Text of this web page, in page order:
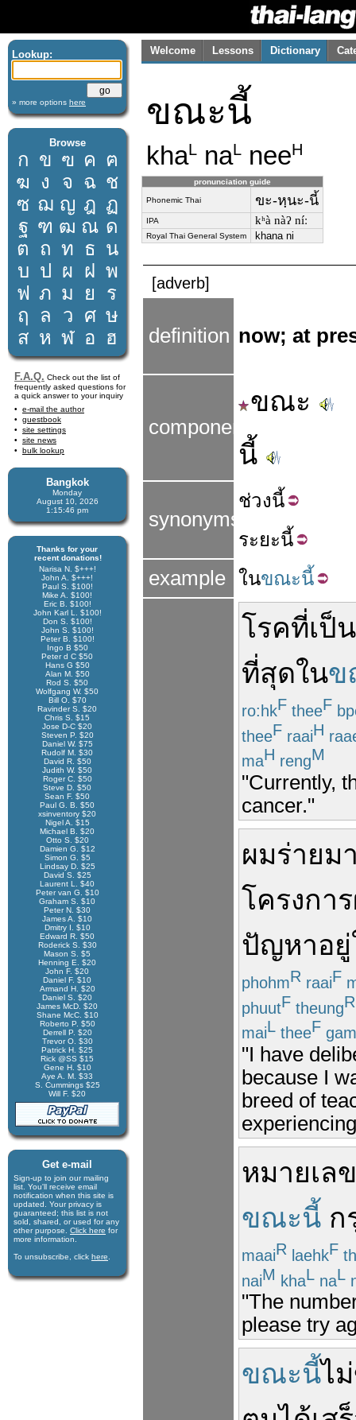
Lookup:
» more options here
Browse
ก ข ฃ ค ฅ
ฆ ง จ ฉ ช
ซ ฌ ญ ฎ ฏ
ฐ ฑ ฒ ณ ด
ต ถ ท ธ น
บ ป ผ ฝ พ
ฟ ภ ม ย
ร
ฤ
ล ว ศ ษ
ส ห ฬ อ ฮ
F.A.Q. Check out the list of
frequently asked questions for
a quick answer to your inquiry
e-mail the author
guestbook
site settings
site news
bulk lookup
Bangkok
Monday
August 10, 2026
1:15:46 pm
Thanks for your
recent donations!
Narisa N. $+++!
John A. $+++!
Paul S. $100!
Mike A. $100!
Eric B. $100!
John Karl L. $100!
Don S. $100!
John S. $100!
Peter B. $100!
Ingo B $50
Peter d C $50
Hans G $50
Alan M. $50
Rod S. $50
Wolfgang W. $50
Bill O. $70
Ravinder S. $20
Chris S. $15
Jose D-C $20
Steven P. $20
Daniel W. $75
Rudolf M. $30
David R. $50
Judith W. $50
Roger C. $50
Steve D. $50
Sean F. $50
Paul G. B. $50
xsinventory $20
Nigel A. $15
Michael B. $20
Otto S. $20
Damien G. $12
Simon G. $5
Lindsay D. $25
David S. $25
Laurent L. $40
Peter van G. $10
Graham S. $10
Peter N. $30
James A. $10
Dmitry I. $10
Edward R. $50
Roderick S. $30
Mason S. $5
Henning E. $20
John F. $20
Daniel F. $10
Armand H. $20
Daniel S. $20
James McD. $20
Shane McC. $10
Roberto P. $50
Derrell P. $20
Trevor O. $30
Patrick H. $25
Rick @SS $15
Gene H. $10
Aye A. M. $33
S. Cummings $25
Will F. $20
Get e-mail
Sign-up to join our mail­ing
list. You'll receive e­mail
notification when this site is
updated. Your privacy is
guaran­teed; this list is not
sold, shared, or used for any
other purpose. Click here for
more infor­mation.
To unsubscribe, click here
Welcome Lessons Dictionary
ขณะนี้
khaL naL neeH
pronunciation guide
Phonemic Thai ขะ-หฺนะ-นี้
IPA kʰà nàʔ níː
Royal Thai General System khana ni
[adverb]
definition now; at
components
ขณะ
นี้
synonyms
ช่วงนี้
ระยะนี้
example ในขณะนี้
โรคที่เป็
ที่สุดในข
ro:hkF theeF
theeF raaiH
maH rengM
"Currently,
cancer."
ผมร่ายม
โครงการ
ปัญหาอยู่
phohmR raaiF
phuutF theungR
maiL theeF gam
"I have
because I
breed of
หมายเลข
ขณะนี้ ก
maaiR laehkF
naiM khaL naL
"The
please try
ขณะนี้ไม่